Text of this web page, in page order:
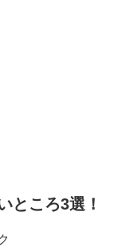
ところ3選！